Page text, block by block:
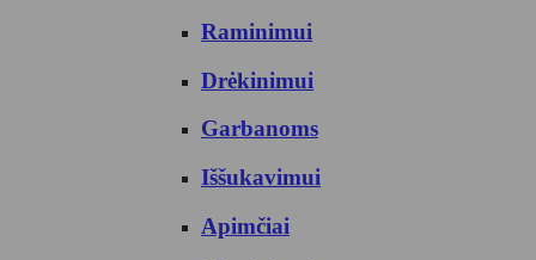
Raminimui
Drėkinimui
Garbanoms
Iššukavimui
Apimčiai